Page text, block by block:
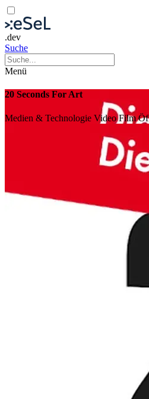
.dev
Suche
Menü
20 Seconds For Art
Medien & Technologie VideoFilm